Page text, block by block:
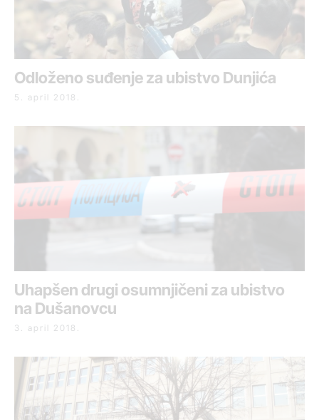
Odloženo suđenje za ubistvo Dunjića
5. april 2018.
Uhapšen drugi osumnjičeni za ubistvo
na Dušanovcu
3. april 2018.